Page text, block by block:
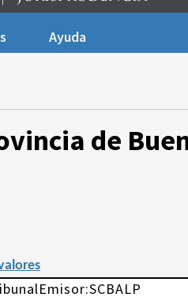
Ayuda
de